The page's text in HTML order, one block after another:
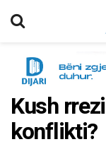
Kush
konflikti?